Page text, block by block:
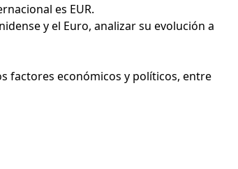
es EUR.
y el Euro, analizar su evolución a
factores económicos y políticos, entre